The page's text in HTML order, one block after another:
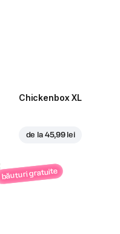
Chickenbox XL
de la 45,99 lei
băuturi gratuite